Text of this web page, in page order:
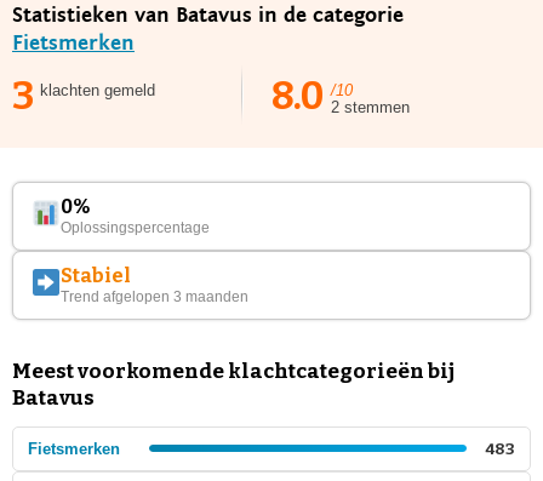
Statistieken van Batavus in de categorie
Fietsmerken
3 klachten gemeld 8.0 /10
2 stemmen
0%
Oplossingspercentage
Stabiel
Trend afgelopen 3 maanden
Meest voorkomende klachtcategorieën bij
Batavus
Fietsmerken 483